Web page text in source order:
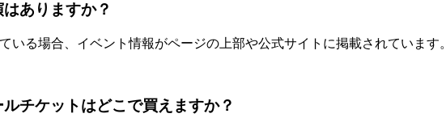
ありますか？
いる場合、イベント情報がページの上部や公式サイトに掲載されています
チケットはどこで買えますか？